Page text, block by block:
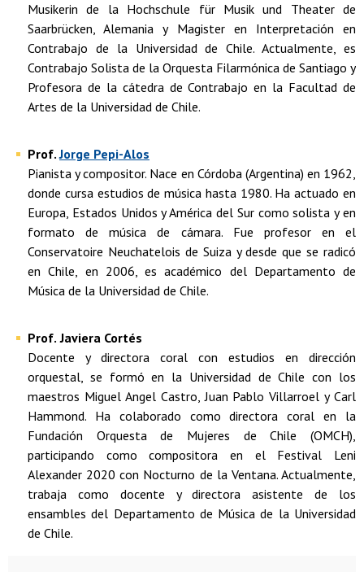
Musikerin de la Hochschule für Musik und Theater de
Saarbrücken, Alemania y Magister en Interpretación en
Contrabajo de la Universidad de Chile. Actualmente, es
Contrabajo Solista de la Orquesta Filarmónica de Santiago y
Profesora de la cátedra de Contrabajo en la Facultad de
Artes de la Universidad de Chile.
Prof.Jorge Pepi-Alos
Pianista y compositor. Nace en Córdoba (Argentina) en 1962,
donde cursa estudios de música hasta 1980. Ha actuado en
Europa, Estados Unidos y América del Sur como solista y en
formato de música de cámara. Fue profesor en el
Conservatoire Neuchatelois de Suiza y desde que se radicó
en Chile, en 2006, es académico del Departamento de
Música de la Universidad de Chile.
Prof. Javiera Cortés
Docente y directora coral con estudios en dirección
orquestal, se formó en la Universidad de Chile con los
maestros Miguel Angel Castro, Juan Pablo Villarroel y Carl
Hammond. Ha colaborado como directora coral en la
Fundación Orquesta de Mujeres de Chile (OMCH),
participando como compositora en el Festival Leni
Alexander 2020 con Nocturno de la Ventana. Actualmente,
trabaja como docente y directora asistente de los
ensambles del Departamento de Música de la Universidad
de Chile.